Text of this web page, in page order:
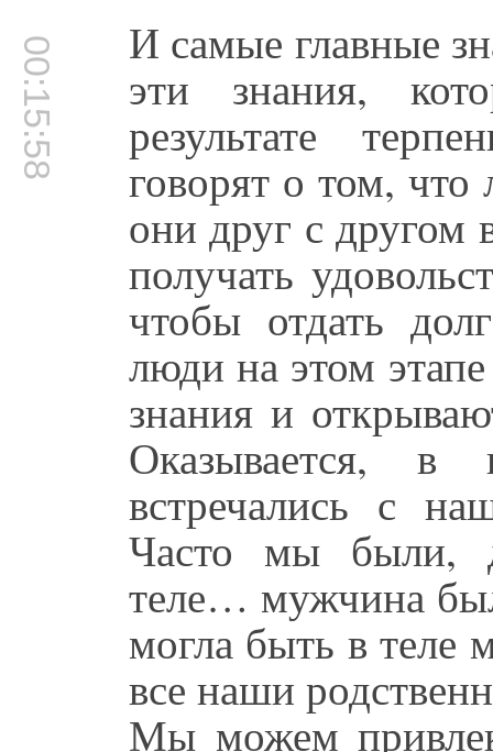
00:15:58 И самые главные
эти знания,
результате
говорят о том,
они друг с другом
получать
чтобы отдать
люди на этом
знания и
Оказывается,
встречались с
Часто мы были,
теле… мужчина
могла быть в
все наши
Мы можем